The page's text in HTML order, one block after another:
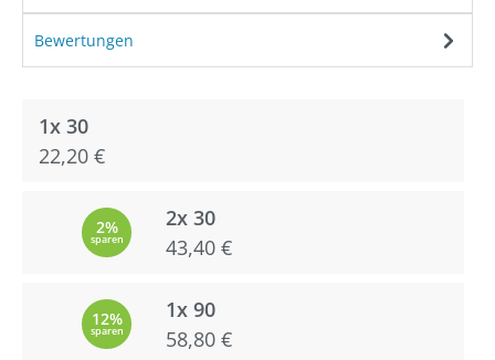
Bewertungen
1x 30
22,20 €
2%
sparen
2x 30
43,40 €
12%
sparen
1x 90
58,80 €